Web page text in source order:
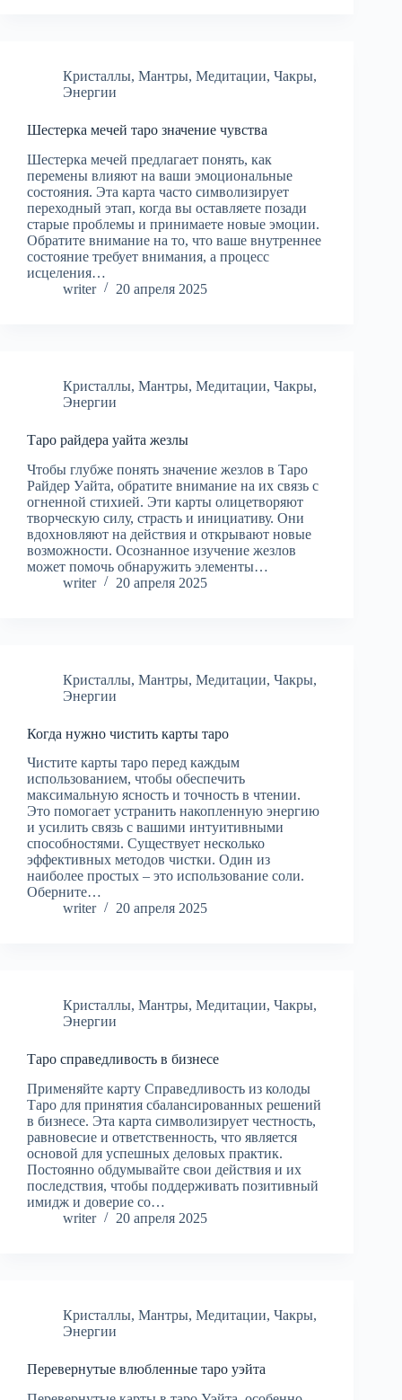
Кристаллы, Мантры, Медитации, Чакры,
Энергии
Шестерка мечей таро значение чувства
Шестерка мечей предлагает понять, как
перемены влияют на ваши эмоциональные
состояния. Эта карта часто символизирует
переходный этап, когда вы оставляете позади
старые проблемы и принимаете новые эмоции.
Обратите внимание на то, что ваше внутреннее
состояние требует внимания, а процесс
исцеления…
writer
20 апреля 2025
Кристаллы, Мантры, Медитации, Чакры,
Энергии
Таро райдера уайта жезлы
Чтобы глубже понять значение жезлов в Таро
Райдер Уайта, обратите внимание на их связь с
огненной стихией. Эти карты олицетворяют
творческую силу, страсть и инициативу. Они
вдохновляют на действия и открывают новые
возможности. Осознанное изучение жезлов
может помочь обнаружить элементы…
writer
20 апреля 2025
Кристаллы, Мантры, Медитации, Чакры,
Энергии
Когда нужно чистить карты таро
Чистите карты таро перед каждым
использованием, чтобы обеспечить
максимальную ясность и точность в чтении.
Это помогает устранить накопленную энергию
и усилить связь с вашими интуитивными
способностями. Существует несколько
эффективных методов чистки. Один из
наиболее простых – это использование соли.
Оберните…
writer
20 апреля 2025
Кристаллы, Мантры, Медитации, Чакры,
Энергии
Таро справедливость в бизнесе
Применяйте карту Справедливость из колоды
Таро для принятия сбалансированных решений
в бизнесе. Эта карта символизирует честность,
равновесие и ответственность, что является
основой для успешных деловых практик.
Постоянно обдумывайте свои действия и их
последствия, чтобы поддерживать позитивный
имидж и доверие со…
writer
20 апреля 2025
Кристаллы, Мантры, Медитации, Чакры,
Энергии
Перевернутые влюбленные таро уэйта